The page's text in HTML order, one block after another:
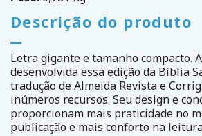
Descrição do produto
Letra gigante e tamanho compacto.
desenvolvida essa edição da Bíblia
tradução de Almeida Revista e
inúmeros recursos. Seu design e
proporcionam mais praticidade no
publicação e mais conforto na